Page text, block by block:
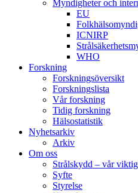
Myndigheter och
EU
ICNIRP
WHO
Forskning
Forskningsöversikt
Forskningslista
Vår forskning
Tidig forskning
Hälsostatistik
Nyhetsarkiv
Arkiv
Om oss
Strålskydd – vår
Syfte
Styrelse